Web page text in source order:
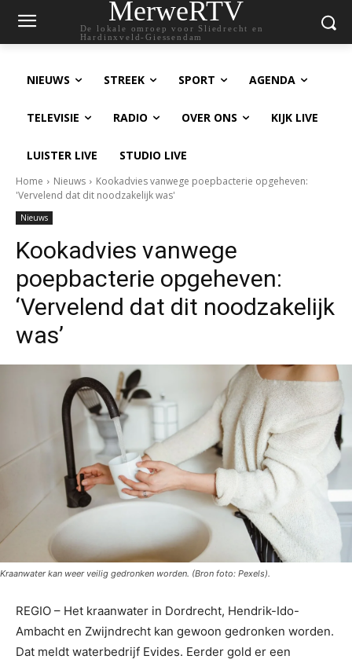
MerweRTV
De lokale omroep voor Sliedrecht en
Hardinxveld-Giessendam
NIEUWS STREEK SPORT AGENDA
TELEVISIE RADIO OVER ONS KIJK LIVE
LUISTER LIVE STUDIO LIVE
Home Nieuws
Kookadvies vanwege poepbacterie opgeheven:
'Vervelend dat dit noodzakelijk was'
Nieuws
Kookadvies vanwege
poepbacterie opgeheven:
‘Vervelend dat dit noodzakelijk
was’
Kraanwater kan weer veilig gedronken worden. (Bron foto: Pexels).
REGIO – Het kraanwater in Dordrecht, Hendrik-Ido-
Ambacht en Zwijndrecht kan gewoon gedronken worden.
Dat meldt waterbedrijf Evides. Eerder gold er een